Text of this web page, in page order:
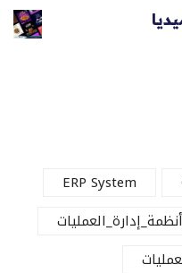
ERP System
أنظمة_إدارة_العمليات